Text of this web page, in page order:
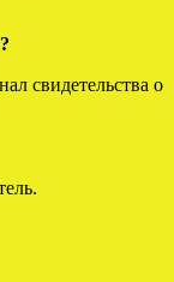
свидетельства о